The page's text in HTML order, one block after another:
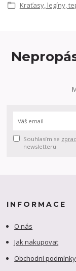
Kraťasy, legíny,
Souhlasím se
newsletteru.
INFORMACE
O nás
Jak nakupovat
Obchodní podmínky